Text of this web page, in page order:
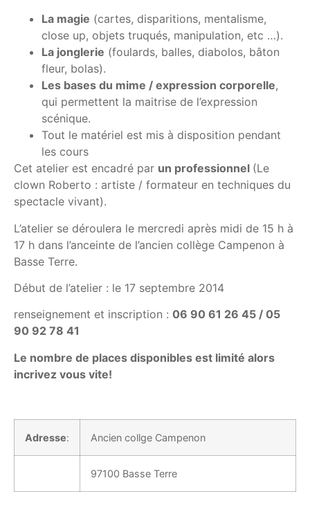
La magie (cartes, disparitions, mentalisme,
close up, objets truqués, manipulation, etc …).
La jonglerie (foulards, balles, diabolos, bâton
fleur, bolas).
Les bases du mime / expression corporelle,
qui permettent la maitrise de l’expression
scénique.
Tout le matériel est mis à disposition pendant
les cours
Cet atelier est encadré par un professionnel (Le
clown Roberto : artiste / formateur en techniques du
spectacle vivant).
L’atelier se déroulera le mercredi après midi de 15 h à
17 h dans l’anceinte de l’ancien collège Campenon à
Basse Terre.
Début de l’atelier : le 17 septembre 2014
renseignement et inscription : 06 90 61 26 45 / 05
90 92 78 41
Le nombre de places disponibles est limité alors
incrivez vous vite!
Adresse: Ancien collge Campenon
97100 Basse Terre